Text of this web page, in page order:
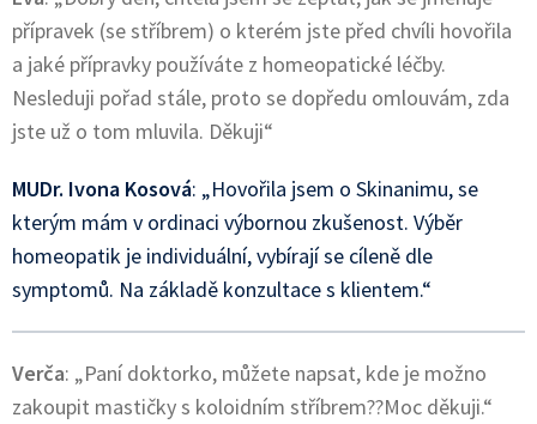
přípravek (se stříbrem) o kterém jste před chvíli hovořila
a jaké přípravky používáte z homeopatické léčby.
Nesleduji pořad stále, proto se dopředu omlouvám, zda
jste už o tom mluvila. Děkuji“
MUDr. Ivona Kosová: „Hovořila jsem o Skinanimu, se
kterým mám v ordinaci výbornou zkušenost. Výběr
homeopatik je individuální, vybírají se cíleně dle
symptomů. Na základě konzultace s klientem.“
Verča: „Paní doktorko, můžete napsat, kde je možno
zakoupit mastičky s koloidním stříbrem??Moc děkuji.“